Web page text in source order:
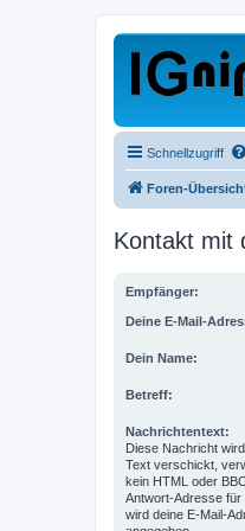
Schnellzugriff
Foren-
Kontakt mit
Empfänger:
Deine E-Mail-
Dein Name:
Betreff:
Nachrichtentext:
Diese Nachricht
Text verschickt,
kein HTML oder
Antwort-Adresse für
wird deine E-Mail-